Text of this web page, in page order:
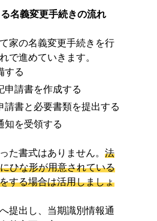
名義変更手続きの流れ
家の名義変更手続きを行
で進めていきます。
する
申請書を作成する
請書と必要書類を提出する
知を受領する
た書式はありません。 法
ひな形が用意されている
する場合は活用しましょ
提出し、当期識別情報通